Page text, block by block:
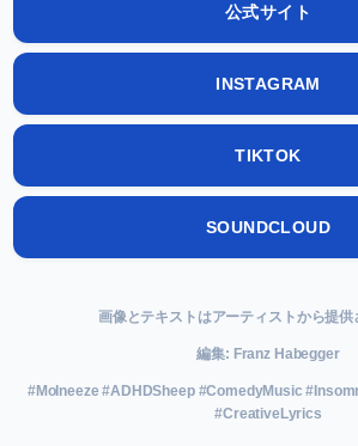
公式サイト
INSTAGRAM
TIKTOK
SOUNDCLOUD
画像とテキストはアーティストから提供
編集: Franz Habegger
#Molneeze #ADHDSheep #ComedyMusic
#CreativeLyrics